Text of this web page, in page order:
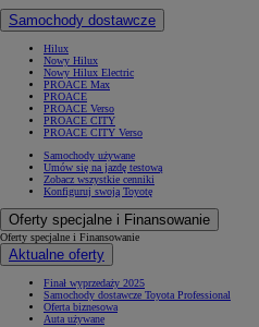
Samochody dostawcze
Hilux
Nowy Hilux
Nowy Hilux Electric
PROACE Max
PROACE
PROACE Verso
PROACE CITY
PROACE CITY Verso
Samochody używane
Umów się na jazdę testową
Zobacz wszystkie cenniki
Konfiguruj swoją Toyotę
Oferty specjalne i Finansowanie
Oferty specjalne i Finansowanie
Aktualne oferty
Finał wyprzedaży 2025
Samochody dostawcze Toyota Professional
Oferta biznesowa
Auta używane